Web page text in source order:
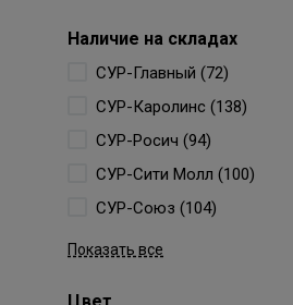
Наличие на складах
СУР-Главный (72)
СУР-Каролинс (138)
СУР-Росич (94)
СУР-Сити Молл (100)
СУР-Союз (104)
Показать все